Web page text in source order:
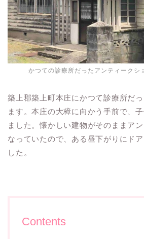
かつての診療所だったアンティークシ
築上郡築上町本庄にかつて診療所だ
ます。本庄の大樟に向かう手前で、
ました。懐かしい建物がそのままア
なっていたので、ある昼下がりにド
した。
Contents